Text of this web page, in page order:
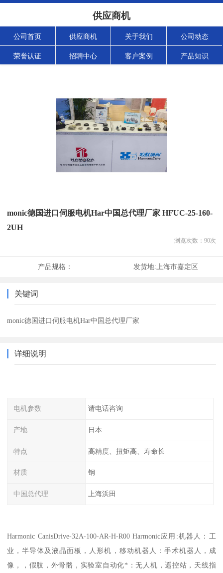
供应商机
公司首页 供应商机 关于我们 公司动态
荣誉认证 招聘中心 客户案例 产品知识
monic德国进口伺服电机Har中国总代理厂家 HFUC-25-160-
2UH
浏览次数： 90次
产品规格： 发货地: 上海市嘉定区
关键词
monic德国进口伺服电机Har中国总代理厂家
详细说明
电机参数 请电话咨询
产地 日本
特点 高精度、扭矩高、寿命长
材质 钢
中国总代理 上海浜田
Harmonic CanisDrive-32A-100-AR-H-R00 Harmonic应用:机器人：工
业，半导体及液晶面板，人形机，移动机器人：手术机器人，成
像，，假肢，外骨骼，实验室自动化*：无人机，遥控站，天线指